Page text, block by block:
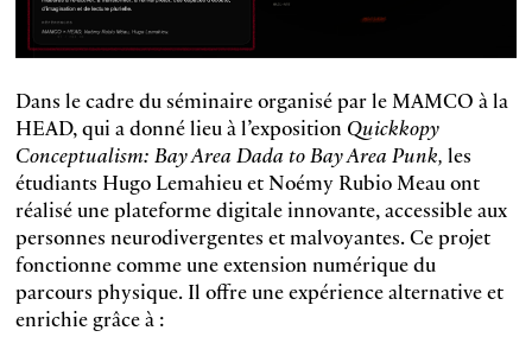
Dans le cadre du séminaire organisé par le MAMCO à la
HEAD, qui a donné lieu à l’exposition Quickkopy
Conceptualism: Bay Area Dada to Bay Area Punk, les
étudiants Hugo Lemahieu et Noémy Rubio Meau ont
réalisé une plateforme digitale innovante, accessible aux
personnes neurodivergentes et malvoyantes. Ce projet
fonctionne comme une extension numérique du
parcours physique. Il offre une expérience alternative et
enrichie grâce à :